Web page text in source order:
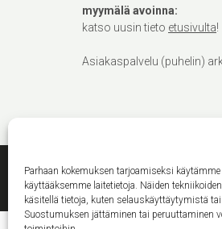
Parhaan kokemuksen tarjoamiseksi
käyttääksemme laitetietoja. Näiden
käsitellä tietoja, kuten selauskäyttäytymistä
Suostumuksen jättäminen tai peruuttaminen
myymälä avoinna:
katso uusin tieto etusivulta!
Asiakaspalvelu (puhelin)